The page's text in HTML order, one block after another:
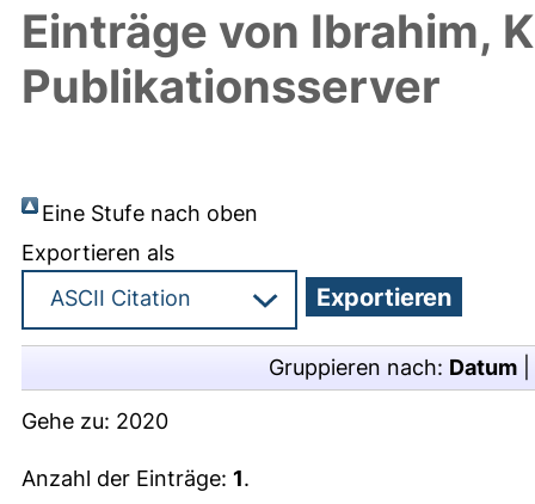
Einträge von Ibrahim,
Publikationsserver
Eine Stufe nach oben
Exportieren als
Gruppieren nach: Datum
Gehe zu: 2020
Anzahl der Einträge: 1.